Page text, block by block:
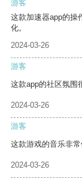
游客
这款加速器app的操
化。
2024-03-26
游客
这款app的社区氛围
2024-03-26
游客
这款游戏的音乐非常
2024-03-26